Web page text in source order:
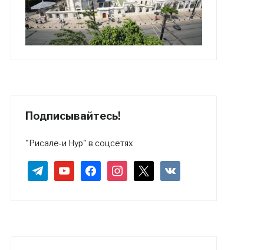
Подписывайтесь!
"Рисале-и Нур" в соцсетях
telegramyoutubefacebookinstagram vkontakte